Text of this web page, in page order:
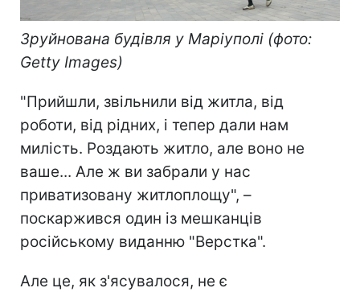
Зруйнована будівля у Маріуполі (фото:
Getty Images)
"Прийшли, звільнили від житла, від
роботи, від рідних, і тепер дали нам
милість. Роздають житло, але воно не
ваше... Але ж ви забрали у нас
приватизовану житлоплощу", –
поскаржився один із мешканців
російському виданню "Верстка".
Але це, як з'ясувалося, не є